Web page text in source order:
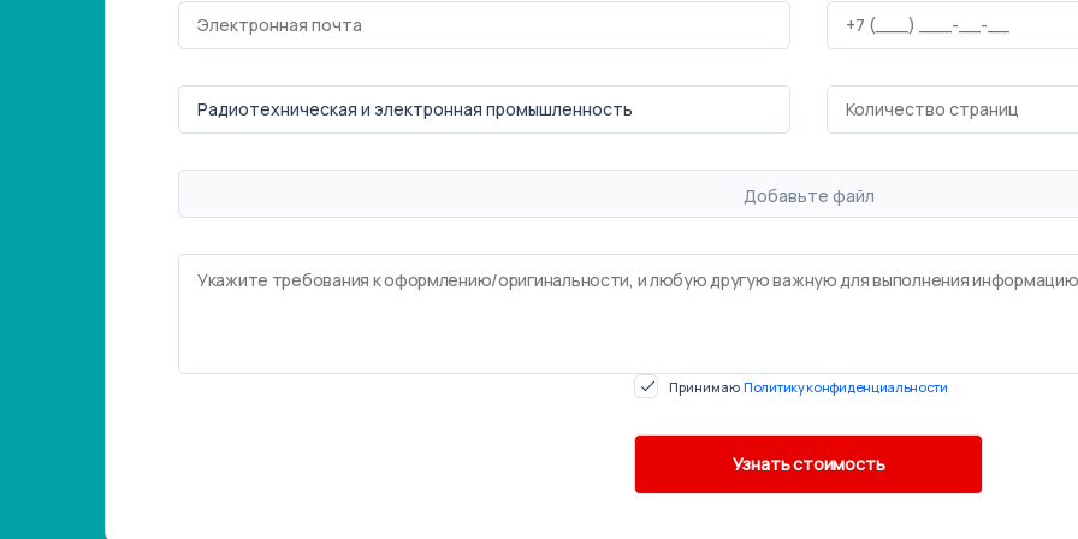
Добавьте файл
Принимаю Политику конфиденциальности